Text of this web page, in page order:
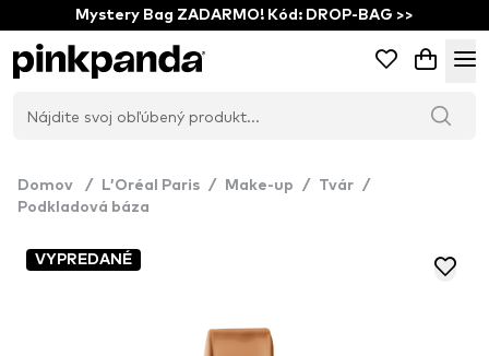
Mystery Bag ZADARMO! Kód: DROP-BAG >>
Domov / L’Oréal Paris / Make-up / Tvár /
Podkladová báza
VYPREDANÉ